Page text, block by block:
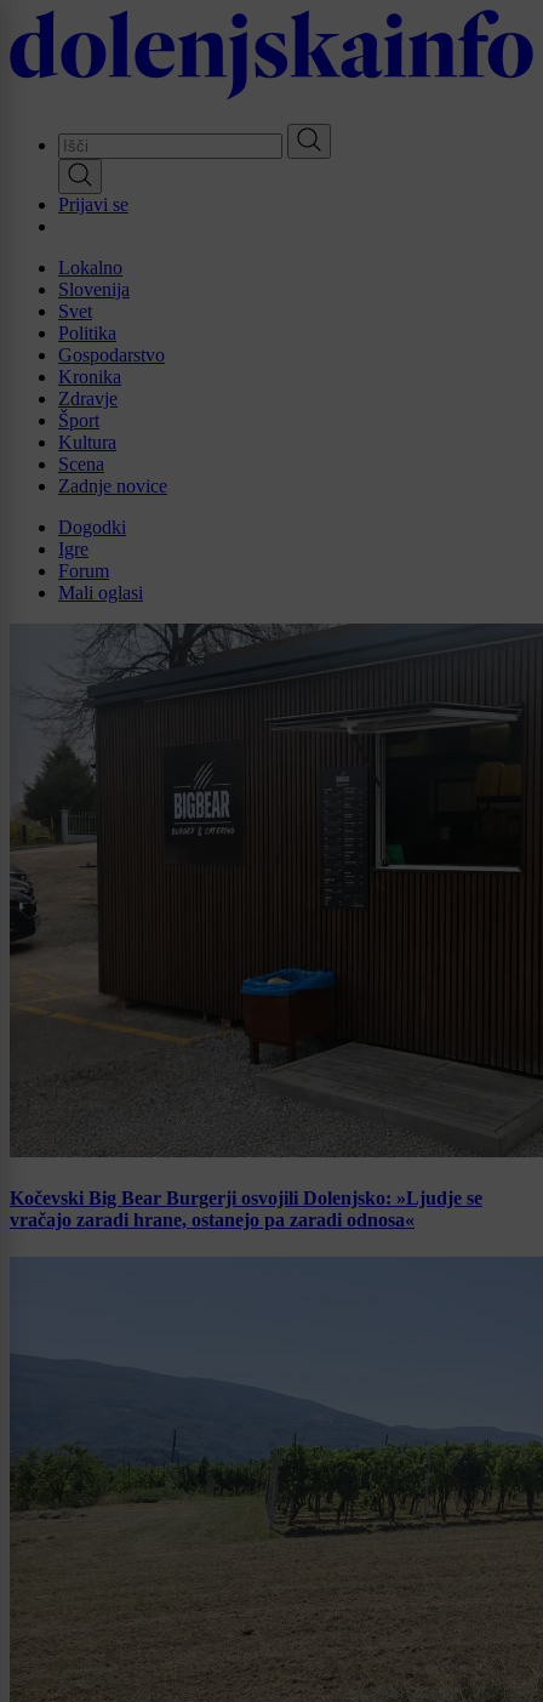
Skip
to
main
Prijavi se
Lokalno
Slovenija
Svet
Politika
Gospodarstvo
Kronika
Zdravje
Šport
Kultura
Scena
Zadnje novice
Dogodki
Igre
Forum
Mali oglasi
Kočevski Big Bear Burgerji osvojili Dolenjsko: »Ljudje se
vračajo zaradi hrane, ostanejo pa zaradi odnosa«